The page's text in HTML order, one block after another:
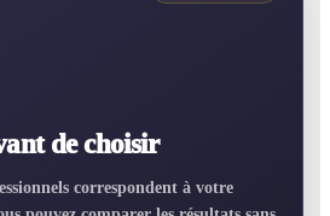
de choisir
correspondent à votre